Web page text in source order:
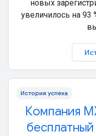
новых
увеличилось на 93
История успеха
Компания